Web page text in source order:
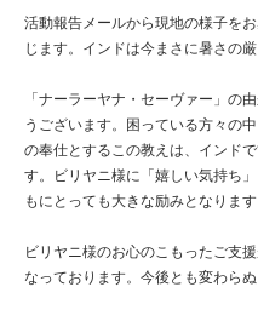
活動報告メールから現地の様子を
じます。インドは今まさに暑さの
「ナーラーヤナ・セーヴァー」の
うございます。困っている方々の
の奉仕とするこの教えは、インド
す。ビリヤニ様に「嬉しい気持ち
もにとっても大きな励みとなります
ビリヤニ様のお心のこもったご支
なっております。今後とも変わら